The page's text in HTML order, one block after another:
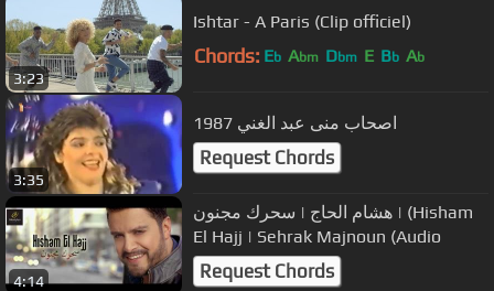
3:23
Ishtar - A Paris (Clip officiel)
Chords: Eb Abm Dbm E Bb Ab
3:35
اصحاب منى عبد الغني 1987
Request Chords
4:14
هشام الحاج | سحرك مجنون | (Hisham
El Hajj | Sehrak Majnoun (Audio
Request Chords